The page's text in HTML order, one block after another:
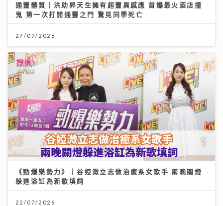
通靈體質｜洪助昇天生擁有超靈異感應 首爆最火酒店撞
鬼 第一次打開通靈之門 驚見同學死亡
27/07/2026
《勁爆樂勢力》｜谷婭溦立志做治癒系女歌手 兩晚關燈
躲進浴缸為新歌填詞
22/07/2026